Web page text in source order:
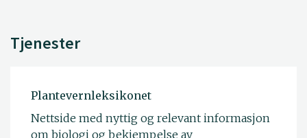
Tjenester
Plantevernleksikonet
Nettside med nyttig og relevant informasjon
om biologi og bekjempelse av